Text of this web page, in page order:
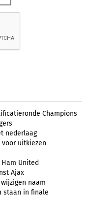
Champions
nederlaag
uitkiezen
United
Ajax
naam
staan in finale